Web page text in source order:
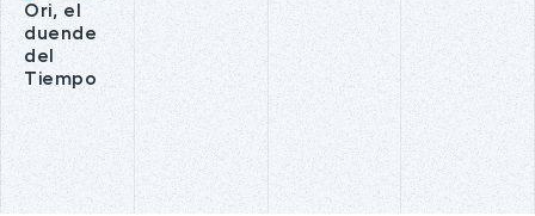
Ori, el
duende
del
Tiempo